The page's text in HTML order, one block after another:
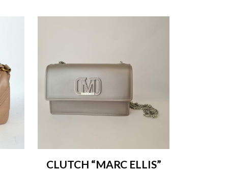
CLUTCH “MARC ELLIS”